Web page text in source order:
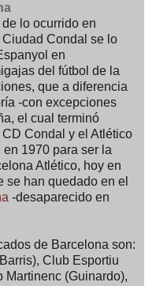
lo ocurrido en
Condal se lo
en
del fútbol de la
que a diferencia
-con excepciones
el cual terminó
Condal y el Atlético
1970 para ser la
Atlético, hoy en
se han quedado en el
-desaparecido en
de Barcelona son:
Club Esportiu
Martinenc (Guinardo),